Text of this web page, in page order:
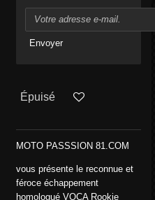
Envoyer
Épuisé
MOTO PASSSION 81.COM
vous présente le reconnue et
féroce échappement
homologué VOCA Rookie